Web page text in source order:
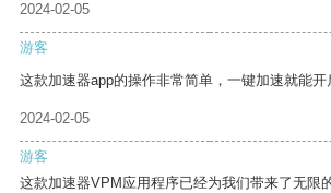
2024-02-05
游客
这款加速器app的操作非常简单，一键加速就能开
2024-02-05
游客
这款加速器VPM应用程序已经为我们带来了无限